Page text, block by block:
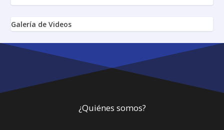
Galería de Videos
¿Quiénes somos?